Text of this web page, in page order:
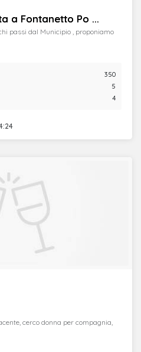
a Fontanetto Po ...
passi dal Municipio , proponiamo
350
5
4
cerco donna per compagnia,